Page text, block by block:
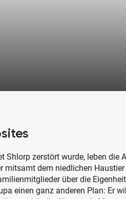
Shlorp zerstört wurde, leben die
mitsamt dem niedlichen
über die
einen ganz anderen Plan: Er